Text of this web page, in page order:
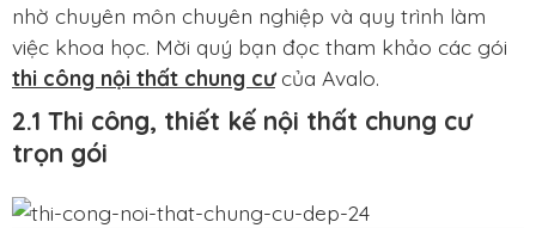
nhờ chuyên môn chuyên nghiệp và quy trình làm
việc khoa học. Mời quý bạn đọc tham khảo các gói
thi công nội thất chung cưcủa Avalo.
2.1 Thi công, thiết kế nội thất chung cư
trọn gói